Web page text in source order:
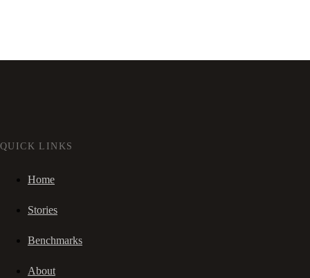
QUICK LINKS
Home
Stories
Benchmarks
About